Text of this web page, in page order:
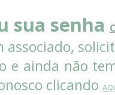
sua senha
associado,
e ainda não
clicando